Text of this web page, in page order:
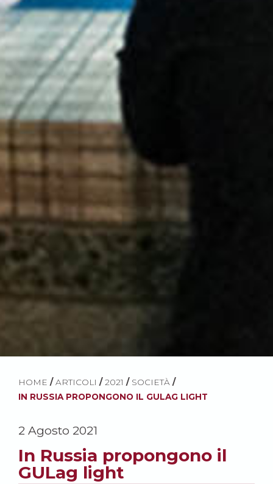
HOME / ARTICOLI / 2021 / SOCIETÀ /
IN RUSSIA PROPONGONO IL GULAG LIGHT
2 Agosto 2021
In Russia propongono il
GULag light